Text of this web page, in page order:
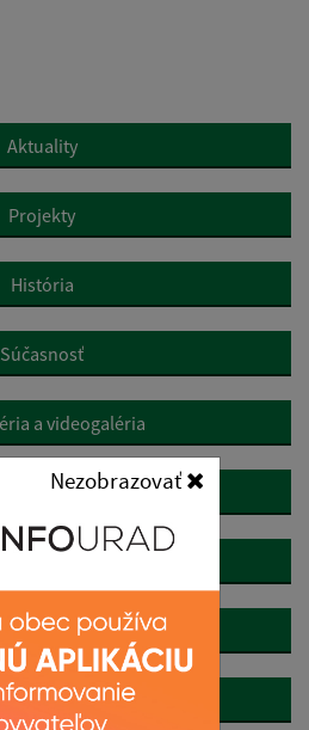
Nezobrazovať
Aktuality
Projekty
História
Súčasnosť
a videogaléria
Kultúra
hasičský zbor
odpadu